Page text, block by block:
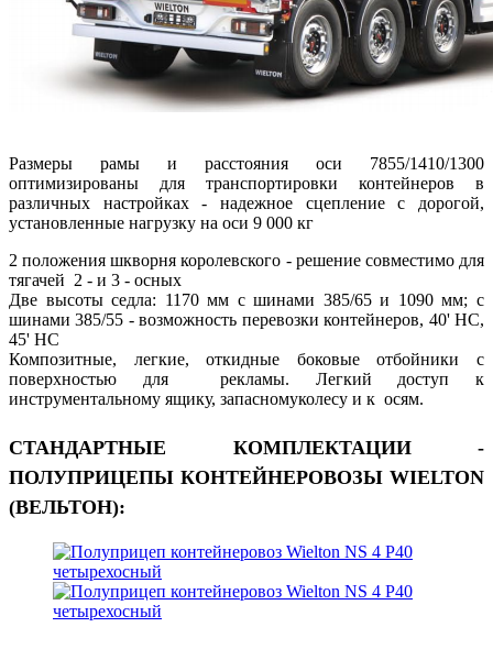
Размеры рамы и расстояния оси 7855/1410/1300
оптимизированы для транспортировки контейнеров в
различных настройках - надежное сцепление с дорогой,
установленные нагрузку на оси 9 000 кг
2 положения шкворня королевского - решение совместимо для
тягачей 2 - и 3 - осных
Две высоты седла: 1170 мм с шинами 385/65 и 1090 мм; с
шинами 385/55 - возможность перевозки контейнеров, 40' HC,
45' HC
Композитные, легкие, откидные боковые отбойники с
поверхностью для рекламы. Легкий доступ к
инструментальному ящику, запасномуколесу и к осям.
СТАНДАРТНЫЕ КОМПЛЕКТАЦИИ -
ПОЛУПРИЦЕПЫ КОНТЕЙНЕРОВОЗЫ WIELTON
(ВЕЛЬТОН):